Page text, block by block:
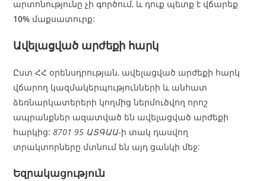
արտոնությունը չի գործում, և դուք պետք է վճարեք
10% մաքսատուրք:
Ավելացված արժեքի հարկ
Ըստ ՀՀ օրենսդրության, ավելացված արժեքի հարկ
վճարող կազմակերպությունների և անհատ
ձեռնարկատերերի կողմից ներմուծվող որոշ
ապրանքներ ազատված են ավելացված արժեքի
հարկից:8701 95 ԱՏԳԱԱ-ի տակ դասվող
տրակտորները մտնում են այդ ցանկի մեջ:
Եզրակացություն